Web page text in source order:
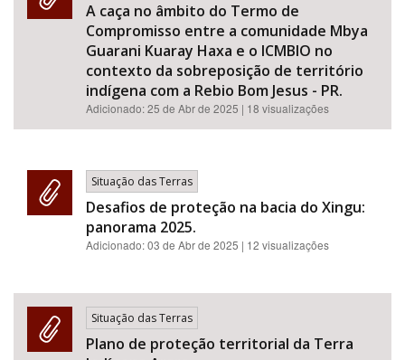
A caça no âmbito do Termo de
Compromisso entre a comunidade Mbya
Guarani Kuaray Haxa e o ICMBIO no
contexto da sobreposição de território
indígena com a Rebio Bom Jesus - PR.
Adicionado:25 de Abr de 2025 | 18 visualizações
Situação das Terras
Desafios de proteção na bacia do Xingu:
panorama 2025.
Adicionado:03 de Abr de 2025 | 12 visualizações
Situação das Terras
Plano de proteção territorial da Terra